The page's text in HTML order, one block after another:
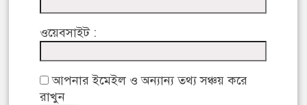
ওয়েবসাইট :
আপনার ইমেইল ও অন্যান্য তথ্য সঞ্চয় করে
রাখুন